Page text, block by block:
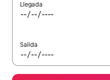
Llegada
Salida